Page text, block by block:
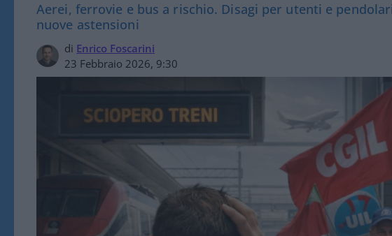
Aerei, ferrovie e bus a rischio. Disagi per utenti e
nuove astensioni
di Enrico Foscarini
23 Febbraio 2026, 9:30